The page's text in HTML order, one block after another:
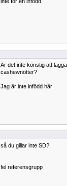
Är det inte konstig att
cashewnötter?
Jag är inte infödd här
så du gillar inte SD?
fel referensgrupp